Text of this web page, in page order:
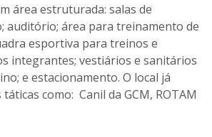
área estruturada: salas de
auditório; área para treinamento de
esportiva para treinos e
integrantes; vestiários e sanitários
e estacionamento. O local já
como: Canil da GCM, ROTAM